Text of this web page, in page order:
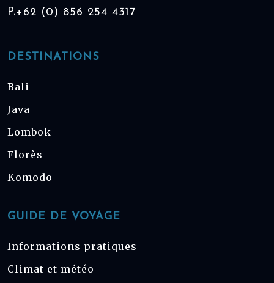
P.+62 (0) 856 254 4317
DESTINATIONS
Bali
Java
Lombok
Florès
Komodo
GUIDE DE VOYAGE
Informations pratiques
Climat et météo